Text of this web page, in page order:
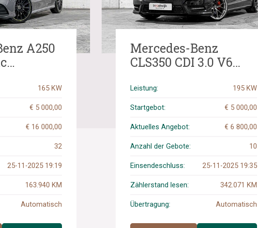
A250
A-
PS
165 KW
€ 5 000,00
€ 16 000,00
32
25-11-2025 19:19
163.940 KM
Automatisch
Mercedes-Benz
CLS350 CDI 3.0 V6
Klasse Shooting
Brake, 48-ZFD-7
Leistung: 195 KW
Startgebot: € 5 000,00
Aktuelles Angebot: € 6 800,00
Anzahl der Gebote: 10
Einsendeschluss: 25-11-2025 19:35
Zählerstand lesen: 342.071 KM
Übertragung: Automatisch